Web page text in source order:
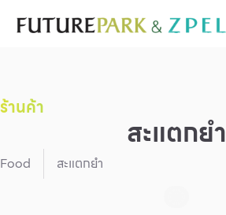
Cosmetic
Fashion
Food
ร้านค้า
สะแตกยำ
Food สะแตกยำ